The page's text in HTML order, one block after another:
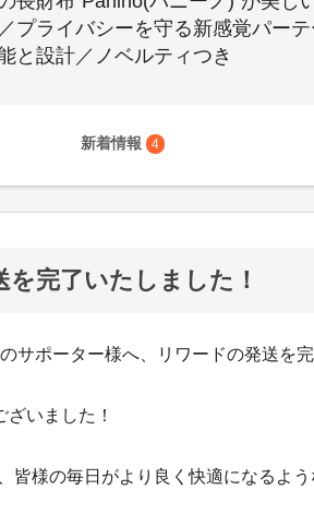
プライバシーを守る新感覚パー
と設計／ノベルティつき
新着情報 4
完了いたしました！
サポーター様へ、リワードの発送を完
いました！
皆様の毎日がより良く快適になるよ